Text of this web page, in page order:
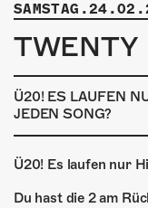
SHOP
TWENTY
Ü20! ES LAUFEN
JEDEN SONG?
Ü20! Es laufen nur
Du hast die 2 am